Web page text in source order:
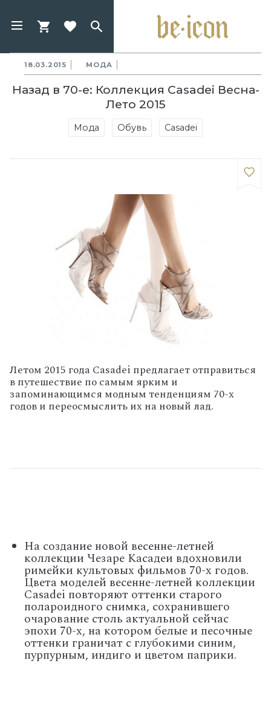
18.03.2015 МОДА
Назад в 70-е: Коллекция Casadei Весна-
Лето 2015
Мода Обувь Casadei
Летом 2015 года Casadei предлагает отправиться
в путешествие по самым ярким и
запоминающимся модным тенденциям 70-х
годов и переосмыслить их на новый лад.
На создание новой весенне-летней
коллекции Чезаре Касадеи вдохновили
римейки культовых фильмов 70-х годов.
Цвета моделей весенне-летней коллекции
Casadei повторяют оттенки старого
полароидного снимка, сохранившего
очарование столь актуальной сейчас
эпохи 70-х, на котором белые и песочные
оттенки граничат с глубокими синим,
пурпурным, индиго и цветом паприки.